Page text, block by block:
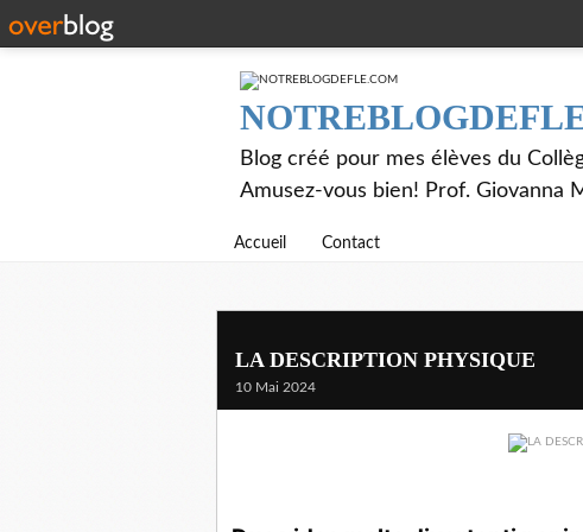
Blog créé pour mes élèves du
Amusez-vous bien! Prof. Giovanna
Accueil Contact
LA DESCRIPTION PHYSIQUE
10 Mai 2024